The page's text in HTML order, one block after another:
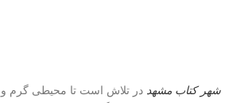
شهر کتاب مشهد در تلاش است تا محیطی گرم و